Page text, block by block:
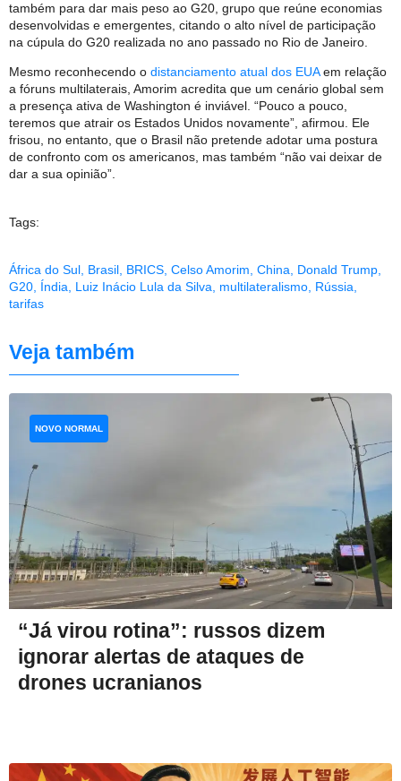
também para dar mais peso ao G20, grupo que reúne economias
desenvolvidas e emergentes, citando o alto nível de participação
na cúpula do G20 realizada no ano passado no Rio de Janeiro.
Mesmo reconhecendo o distanciamento atual dos EUAem relação
a fóruns multilaterais, Amorim acredita que um cenário global sem
a presença ativa de Washington é inviável. “Pouco a pouco,
teremos que atrair os Estados Unidos novamente”, afirmou. Ele
frisou, no entanto, que o Brasil não pretende adotar uma postura
de confronto com os americanos, mas também “não vai deixar de
dar a sua opinião”.
Tags:
África do Sul Brasil BRICS Celso Amorim China Donald Trump
G20 Índia Luiz Inácio Lula da Silva multilateralismo Rússia
tarifas
Veja também
“Já virou rotina”: russos dizem
ignorar alertas de ataques de
drones ucranianos
NOVO NORMAL